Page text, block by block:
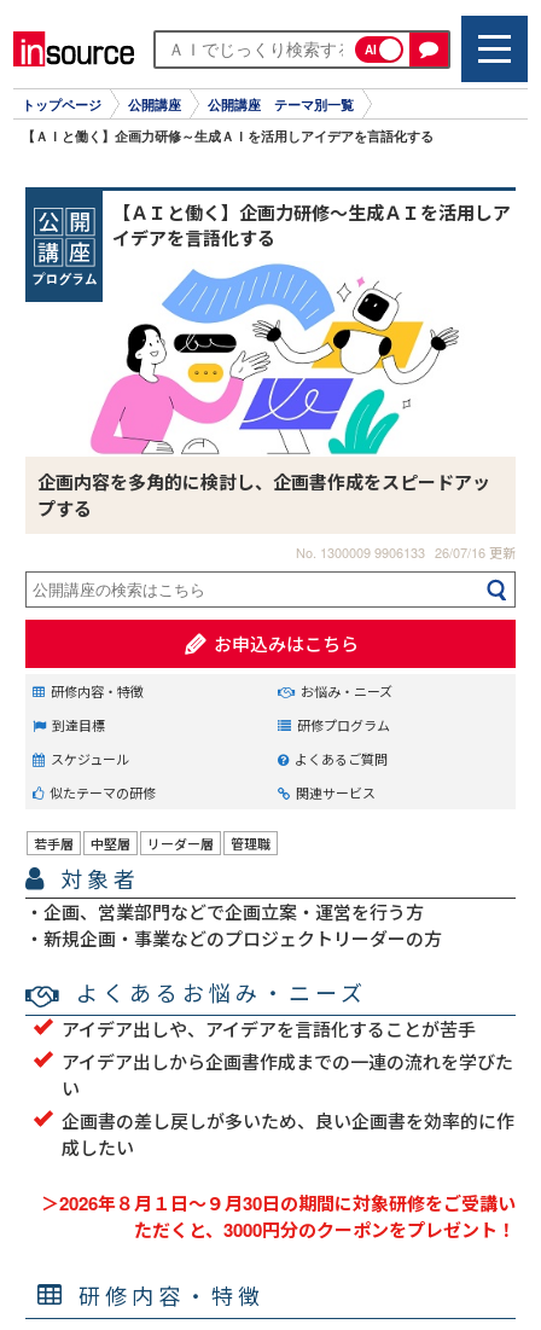
AI
トップページ 公開講座 公開講座 テーマ別一覧
【ＡＩと働く】企画力研修～生成ＡＩを活用しアイデアを言語化する
【ＡＩと働く】企画力研修～生成ＡＩを活用しア
イデアを言語化する
企画内容を多角的に検討し、企画書作成をスピードアッ
プする
No. 1300009 9906133 26/07/16 更新
お申込みはこちら
研修内容・特徴
お悩み・ニーズ
到達目標
研修プログラム
スケジュール
よくあるご質問
似たテーマの研修
関連サービス
対象者
若手層 中堅層 リーダー層 管理職
企画、営業部門などで企画立案・運営を行う方
新規企画・事業などのプロジェクトリーダーの方
よくあるお悩み・ニーズ
アイデア出しや、アイデアを言語化することが苦手
アイデア出しから企画書作成までの一連の流れを学びた
い
企画書の差し戻しが多いため、良い企画書を効率的に作
成したい
＞2026年８月１日～９月30日の期間に対象研修をご受講い
ただくと、3000円分のクーポンをプレゼント！
研修内容・特徴